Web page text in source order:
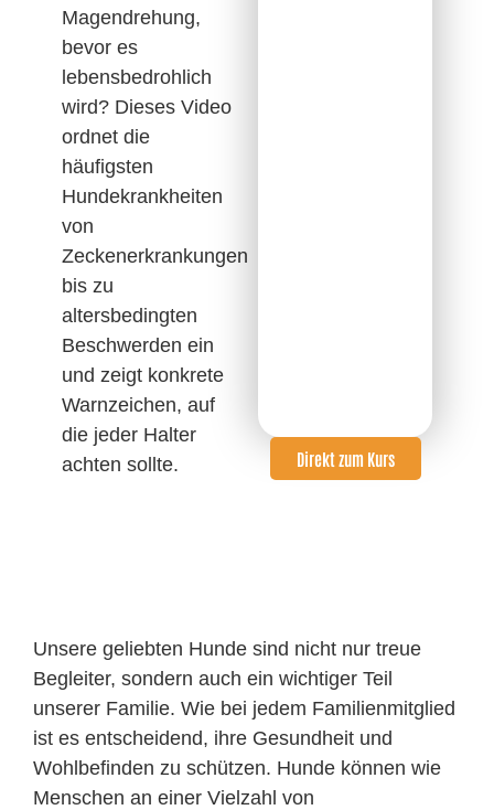
Magendrehung,
bevor es
lebensbedrohlich
wird? Dieses Video
ordnet die
häufigsten
Hundekrankheiten
von
Zeckenerkrankungen
bis zu
altersbedingten
Beschwerden ein
und zeigt konkrete
Warnzeichen, auf
die jeder Halter
achten sollte.
Direkt zum Kurs
Unsere geliebten Hunde sind nicht nur treue
Begleiter, sondern auch ein wichtiger Teil
unserer Familie. Wie bei jedem Familienmitglied
ist es entscheidend, ihre Gesundheit und
Wohlbefinden zu schützen. Hunde können wie
Menschen an einer Vielzahl von